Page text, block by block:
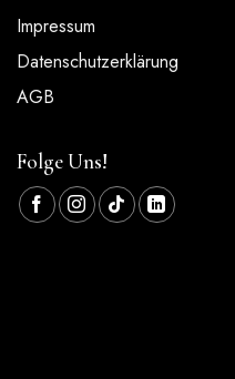
Impressum
Datenschutzerklärung
AGB
Folge Uns!